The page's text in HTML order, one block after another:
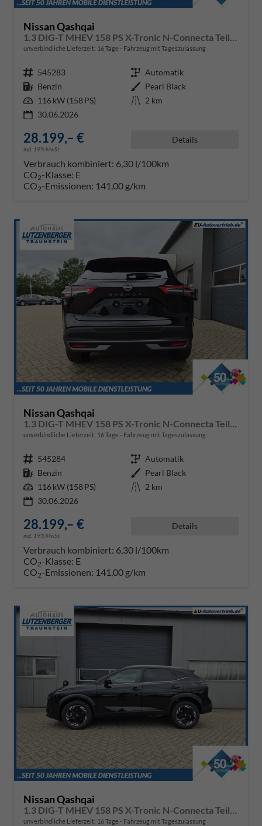
Nissan Qashqai
unverbindliche Lieferzeit: 16 Tage Fahrzeug mit Tageszulassung
Fahrzeugnr. 545283 Getriebe Automatik
Kraftstoff Benzin Außenfarbe Pearl Black
Leistung 116 kW (158 PS) Kilometerstand 2 km
30.06.2026
28.199,– €
incl. 19% MwSt.
Details
Verbrauch kombiniert: 6,30 l/100km
CO2-Klasse: E
CO2-Emissionen: 141,00 g/km
Nissan Qashqai
unverbindliche Lieferzeit: 16 Tage Fahrzeug mit Tageszulassung
Fahrzeugnr. 545284 Getriebe Automatik
Kraftstoff Benzin Außenfarbe Pearl Black
Leistung 116 kW (158 PS) Kilometerstand 2 km
30.06.2026
28.199,– €
incl. 19% MwSt.
Details
Verbrauch kombiniert: 6,30 l/100km
CO2-Klasse: E
CO2-Emissionen: 141,00 g/km
Nissan Qashqai
unverbindliche Lieferzeit: 16 Tage Fahrzeug mit Tageszulassung